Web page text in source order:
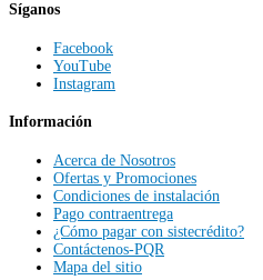
Síganos
Facebook
YouTube
Instagram
Información
Acerca de Nosotros
Ofertas y Promociones
Condiciones de instalación
Pago contraentrega
¿Cómo pagar con sistecrédito?
Contáctenos-PQR
Mapa del sitio